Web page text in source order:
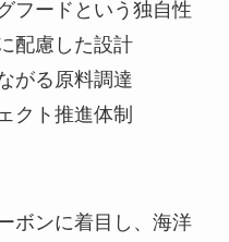
フードという独自性
配慮した設計
がる原料調達
クト推進体制
ボンに着目し、海洋